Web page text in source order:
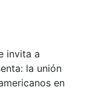
invita a
la unión
en